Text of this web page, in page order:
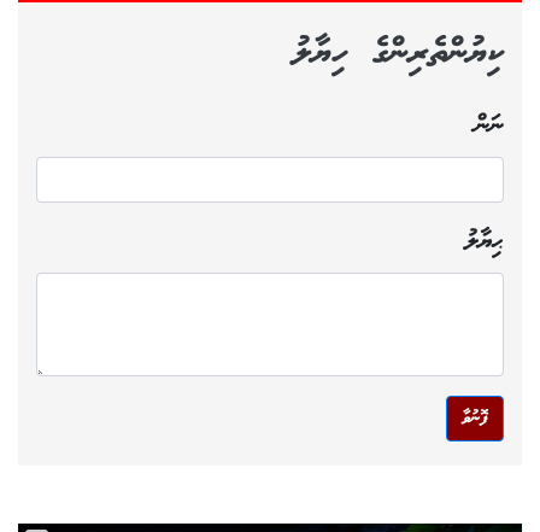
ކިޔުންތެރިންގެ ހިޔާލު
ނަން
ޙިޔާލު
ފޮނުވާ